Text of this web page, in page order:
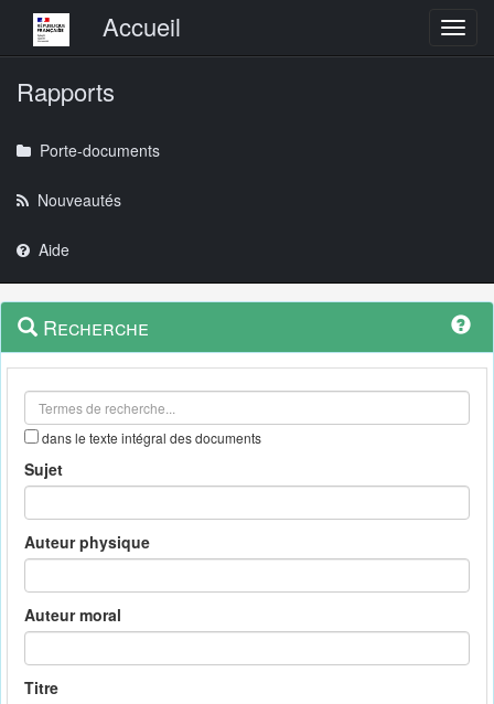
Menu principalAccueil
Rapports
Porte-documents
Nouveautés
Aide
Navigation
outils
Menu
contextuel
Recherche
dans le texte intégral des documents
Sujet
Auteur physique
Auteur moral
Titre